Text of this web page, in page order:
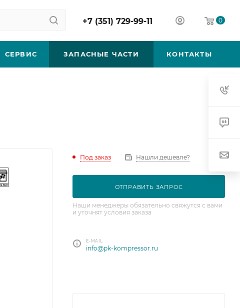
+7 (351) 729-99-11 0
СЕРВИС ЗАПАСНЫЕ ЧАСТИ КОНТАКТЫ
Под заказ Нашли дешевле?
ОТПРАВИТЬ ЗАПРОС
Наши менеджеры обязательно свяжутся с вами
и уточнят условия заказа
E-MAIL
info@pk-kompressor.ru